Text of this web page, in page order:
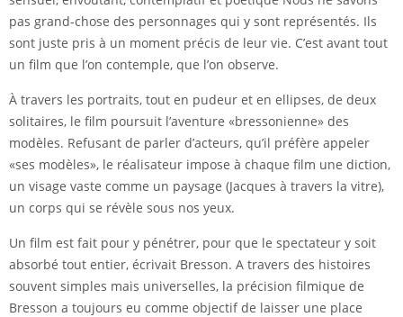
pas grand-chose des personnages qui y sont représentés. Ils
sont juste pris à un moment précis de leur vie. C’est avant tout
un film que l’on contemple, que l’on observe.
À travers les portraits, tout en pudeur et en ellipses, de deux
solitaires, le film poursuit l’aventure «bressonienne» des
modèles. Refusant de parler d’acteurs, qu’il préfère appeler
«ses modèles», le réalisateur impose à chaque film une diction,
un visage vaste comme un paysage (Jacques à travers la vitre),
un corps qui se révèle sous nos yeux.
Un film est fait pour y pénétrer, pour que le spectateur y soit
absorbé tout entier, écrivait Bresson. A travers des histoires
souvent simples mais universelles, la précision filmique de
Bresson a toujours eu comme objectif de laisser une place